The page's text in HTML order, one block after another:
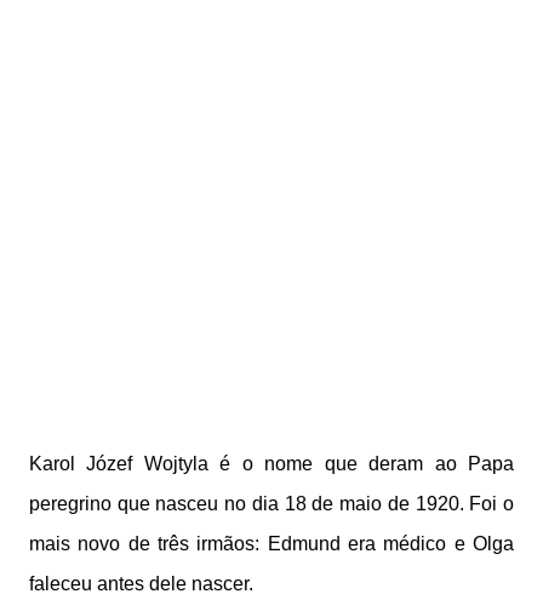
Karol Józef Wojtyla é o nome que deram ao Papa
peregrino que nasceu no dia 18 de maio de 1920. Foi o
mais novo de três irmãos: Edmund era médico e Olga
faleceu antes dele nascer.